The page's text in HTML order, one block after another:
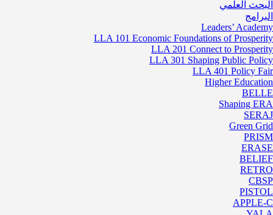
البحث العلمي
البرامج
Leaders’ Academy
LLA 101 Economic Foundations of Prosperity
LLA 201 Connect to Prosperity
LLA 301 Shaping Public Policy
LLA 401 Policy Fair
Higher Education
BELLE
Shaping ERA
SERAJ
Green Grid
PRISM
ERASE
BELIEF
RETRO
CBSP
PISTOL
APPLE-C